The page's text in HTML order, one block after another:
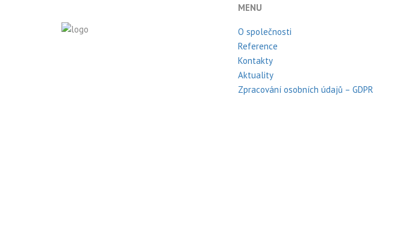
MENU
O společnosti
Reference
Kontakty
Aktuality
Zpracování osobních údajů – GDPR